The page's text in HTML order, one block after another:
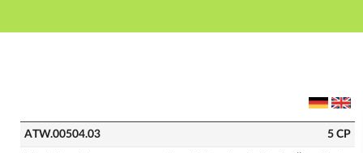
Hauptnavigation
ATW.00504.03 - Geschichte der Antike im Überblick
ATW.00504.03 5 CP